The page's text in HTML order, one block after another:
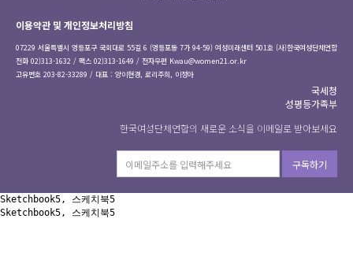
이용약관 및 개인정보처리방침
07229 서울특별시 영등포구 국회대로 55길 6 (영등포동 7가 94-59) 여성미래센터 501호 (사)한국여성단체연합
전화 02)313-1632 / 팩스 02)313-1649 / 전자우편 Kwau@women21.or.kr
고유번호 203-82-33289 / 대표 : 양이현경, 로리주희, 이정아
국세청
성평등가족부
한국여성단체연합의 새로운 소식을 이메일로 받아보세요
구독하기
Sketchbook5, 스케치북5
Sketchbook5, 스케치북5